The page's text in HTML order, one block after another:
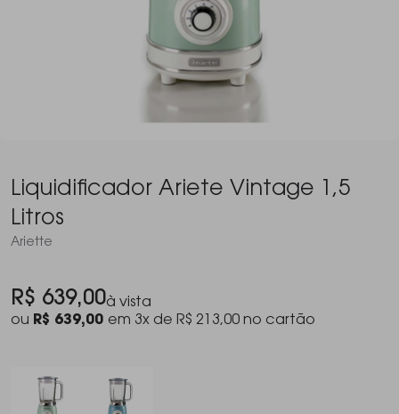
Liquidificador Ariete Vintage 1,5
Litros
Ariette
R$ 639,00à vista
ou R$ 639,00 em 3x de R$ 213,00 no cartão